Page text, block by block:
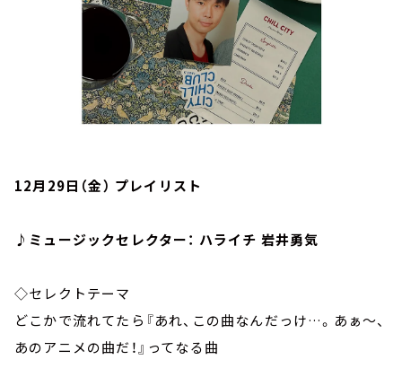
12月29日（金） プレイリスト
♪ミュージックセレクター： ハライチ 岩井勇気
◇セレクトテーマ
どこかで流れてたら『あれ、この曲なんだっけ…。あぁ～、
あのアニメの曲だ！』ってなる曲